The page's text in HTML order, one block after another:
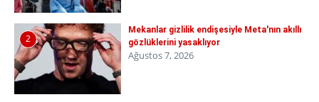
2
Mekanlar gizlilik endişesiyle Meta'nın akıllı
gözlüklerini yasaklıyor
Ağustos 7, 2026